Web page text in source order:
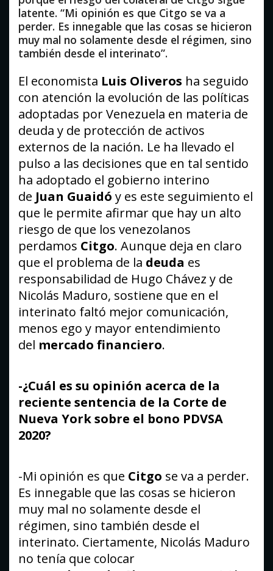
latente. “Mi opinión es que Citgo se va a
perder. Es innegable que las cosas se hicieron
muy mal no solamente desde el régimen, sino
también desde el interinato”.
El economista Luis Oliveros ha seguido
con atención la evolución de las políticas
adoptadas por Venezuela en materia de
deuda y de protección de activos
externos de la nación. Le ha llevado el
pulso a las decisiones que en tal sentido
ha adoptado el gobierno interino
de Juan Guaidó y es este seguimiento el
que le permite afirmar que hay un alto
riesgo de que los venezolanos
perdamos Citgo. Aunque deja en claro
que el problema de la deuda es
responsabilidad de Hugo Chávez y de
Nicolás Maduro, sostiene que en el
interinato faltó mejor comunicación,
menos ego y mayor entendimiento
del mercado financiero.
-¿Cuál es su opinión acerca de la
reciente sentencia de la Corte de
Nueva York sobre el bono PDVSA
2020?
-Mi opinión es que Citgo se va a perder.
Es innegable que las cosas se hicieron
muy mal no solamente desde el
régimen, sino también desde el
interinato. Ciertamente, Nicolás Maduro
no tenía que colocar